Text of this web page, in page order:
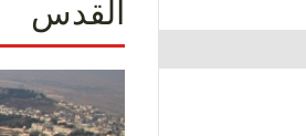
القدس